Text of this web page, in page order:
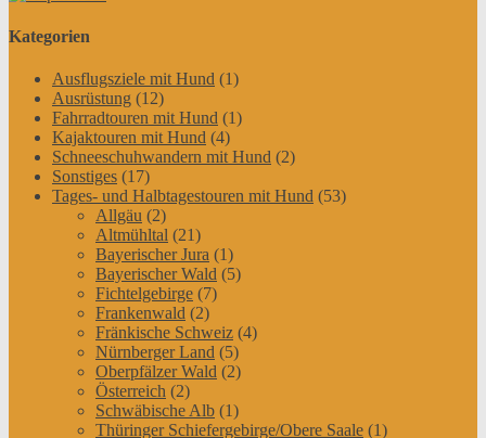
Kategorien
Ausflugsziele mit Hund (1)
Ausrüstung (12)
Fahrradtouren mit Hund (1)
Kajaktouren mit Hund (4)
Schneeschuhwandern mit Hund (2)
Sonstiges (17)
Tages- und Halbtagestouren mit Hund (53)
Allgäu (2)
Altmühltal (21)
Bayerischer Jura (1)
Bayerischer Wald (5)
Fichtelgebirge (7)
Frankenwald (2)
Fränkische Schweiz (4)
Nürnberger Land (5)
Oberpfälzer Wald (2)
Österreich (2)
Schwäbische Alb (1)
Thüringer Schiefergebirge/Obere Saale (1)